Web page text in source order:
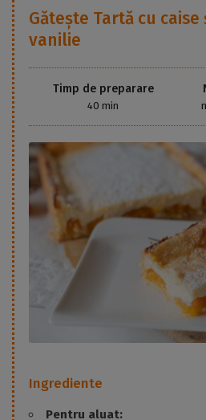
Gătește Tartă cu caise
vanilie
Timp de preparare
40 min
Ingrediente
Pentru aluat: